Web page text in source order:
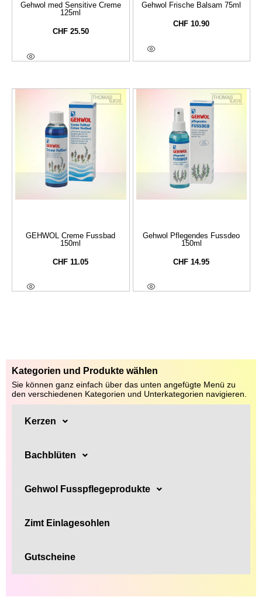
Gehwol med Sensitive Creme
125ml
CHF25.50
Gehwol Frische Balsam 75ml
CHF 10.90
GEHWOL Creme Fussbad
150ml
CHF 11.05
Gehwol Pflegendes Fussdeo
150ml
CHF 14.95
Kategorien und Produkte wählen
Sie können ganz einfach über das unten angefügte Menü zu
den verschiedenen Kategorien und Unterkategorien navigieren.
Kerzen
Bachblüten
Gehwol Fusspflegeprodukte
Zimt Einlagesohlen
Gutscheine